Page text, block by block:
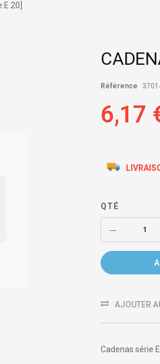
20]
Référence
6,17
QTÉ
AJOUTER
Cadenas série E